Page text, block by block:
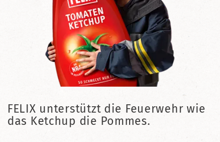
FELIX unterstützt die Feuerwehr wie
das Ketchup die Pommes.